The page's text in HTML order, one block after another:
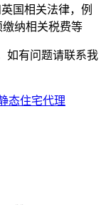
国相关法律，例
纳相关税费等
如有问题请联系我
态住宅代理